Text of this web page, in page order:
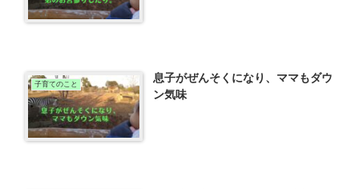
子育てのこと
息子がぜんそくになり、ママもダウ
ン気味